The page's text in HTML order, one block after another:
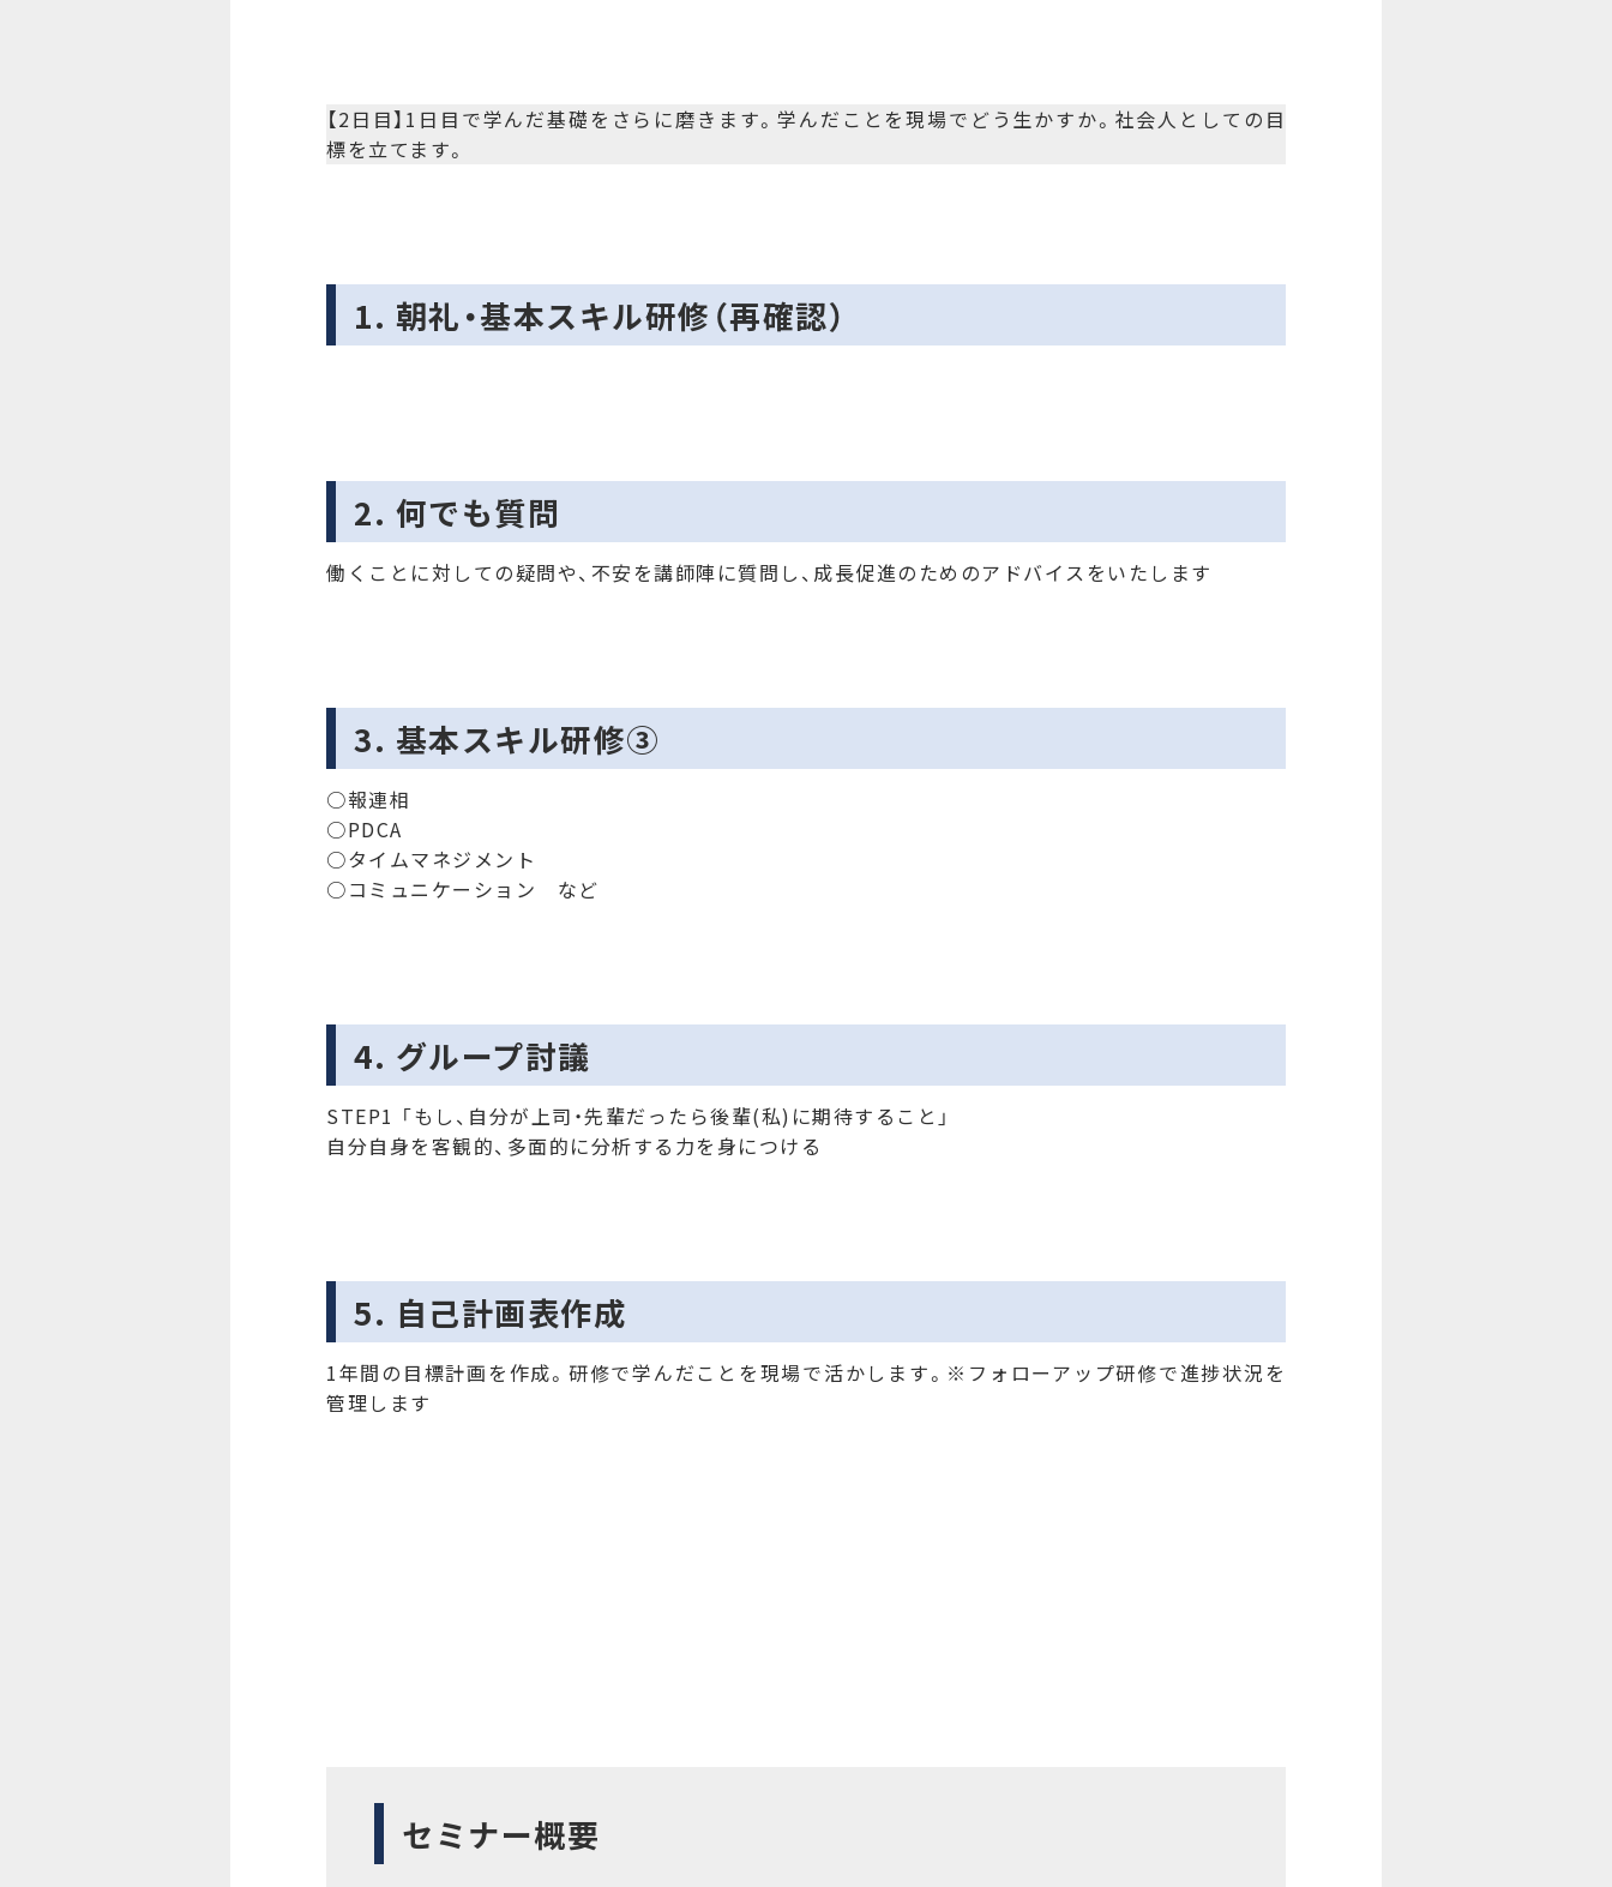
【2日目】1日目で学んだ基礎をさらに磨きます。学んだことを現場でどう生かすか。社会人としての目
標を立てます。
1. 朝礼・基本スキル研修（再確認）
2. 何でも質問
働くことに対しての疑問や、不安を講師陣に質問し、成長促進のためのアドバイスをいたします
3. 基本スキル研修③
○報連相
○PDCA
○タイムマネジメント
○コミュニケーション など
4. グループ討議
STEP1 「もし、自分が上司・先輩だったら後輩(私)に期待すること」
自分自身を客観的、多面的に分析する力を身につける
5. 自己計画表作成
1年間の目標計画を作成。研修で学んだことを現場で活かします。※フォローアップ研修で進捗状況を
管理します
セミナー概要